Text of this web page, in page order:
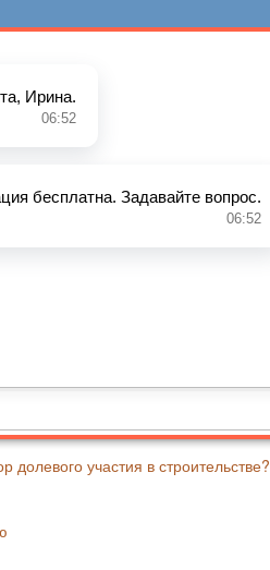
участия в строительстве?